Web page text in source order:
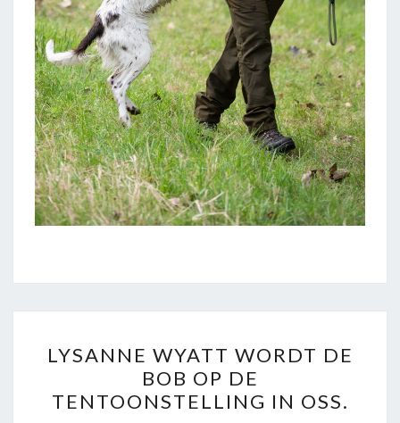
WYATT
WORDT
DE
LYSANNE WYATT WORDT DE
BOB OP DE
TENTOONSTELLING IN OSS.